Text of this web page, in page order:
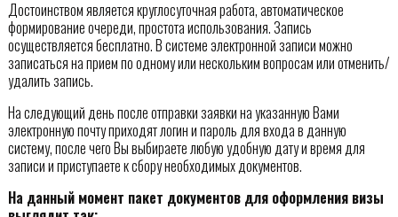
Достоинством является круглосуточная работа, автоматическое
формирование очереди, простота использования. Запись
осуществляется бесплатно. В системе электронной записи можно
записаться на прием по одному или нескольким вопросам или отменить/
удалить запись.
На следующий день после отправки заявки на указанную Вами
электронную почту приходят логин и пароль для входа в данную
систему, после чего Вы выбираете любую удобную дату и время для
записи и приступаете к сбору необходимых документов.
На данный момент пакет документов для оформления визы